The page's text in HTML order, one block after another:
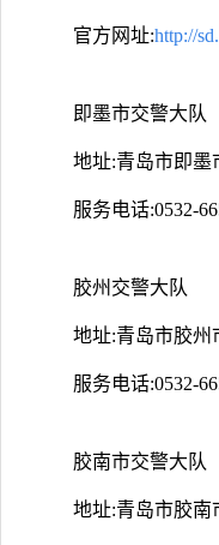
官方网址:http://
即墨市交警大队
地址:青岛市即墨
服务电话:0532-
胶州交警大队
地址:青岛市胶州
服务电话:0532-
胶南市交警大队
地址:青岛市胶南